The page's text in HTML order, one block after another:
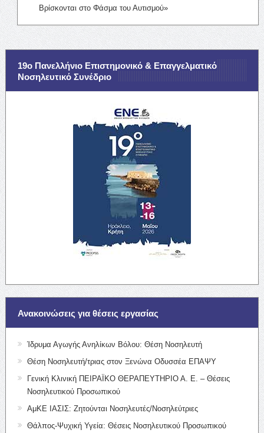
Βρίσκονται στο Φάσμα του Αυτισμού»
19ο Πανελλήνιο Επιστημονικό & Επαγγελματικό
Νοσηλευτικό Συνέδριο
Ανακοινώσεις για θέσεις εργασίας
Ίδρυμα Αγωγής Ανηλίκων Βόλου: Θέση Νοσηλευτή
Θέση Νοσηλευτή/τριας στον Ξενώνα Οδυσσέα ΕΠΑΨΥ
Γενική Κλινική ΠΕΙΡΑΪΚΟ ΘΕΡΑΠΕΥΤΗΡΙΟ Α. Ε. – Θέσεις
Νοσηλευτικού Προσωπικού
ΑμΚΕ ΙΑΣΙΣ: Ζητούνται Νοσηλευτές/Νοσηλεύτριες
Θάλπος-Ψυχική Υγεία: Θέσεις Νοσηλευτικού Προσωπικού